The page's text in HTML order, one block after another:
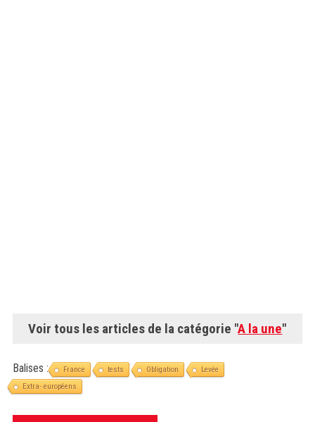
Voir tous les articles de la catégorie "A la une"
Balises : France tests Obligation
Levée
Extra- européens